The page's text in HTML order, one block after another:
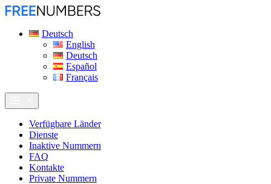
Deutsch
English
Deutsch
Español
Français
Verfügbare Länder
Dienste
Inaktive Nummern
FAQ
Kontakte
Private Nummern